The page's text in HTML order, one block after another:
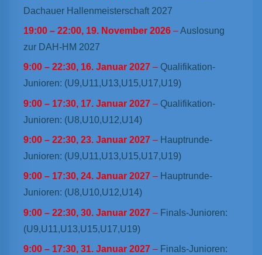
Dachauer Hallenmeisterschaft 2027
19:00 – 22:00, 19. November 2026 –Auslosung
zur DAH-HM 2027
9:00 – 22:30, 16. Januar 2027 – Qualifikation-
Junioren: (U9,U11,U13,U15,U17,U19)
9:00 – 17:30, 17. Januar 2027 – Qualifikation-
Junioren: (U8,U10,U12,U14)
9:00 – 22:30, 23. Januar 2027 – Hauptrunde-
Junioren: (U9,U11,U13,U15,U17,U19)
9:00 – 17:30, 24. Januar 2027 – Hauptrunde-
Junioren: (U8,U10,U12,U14)
9:00 – 22:30, 30. Januar 2027 – Finals-Junioren:
(U9,U11,U13,U15,U17,U19)
9:00 – 17:30, 31. Januar 2027 – Finals-Junioren: